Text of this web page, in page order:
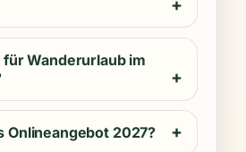
Wanderurlaub im
Onlineangebot 2027?